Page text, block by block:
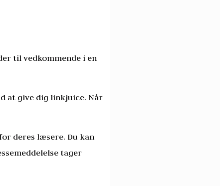
til vedkommende i en
at give dig linkjuice. Når
deres læsere. Du kan
tager